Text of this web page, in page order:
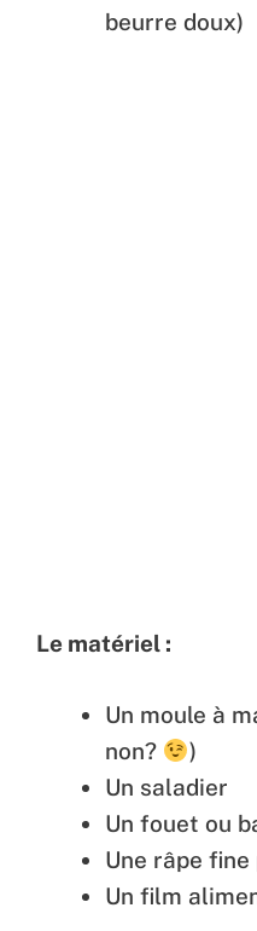
beurre doux)
Le matériel :
Un moule à
non?
)
Un saladier
Un fouet ou
Une râpe
Un film